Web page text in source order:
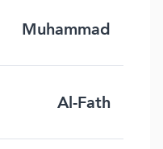
Muhammad
Al-Fath